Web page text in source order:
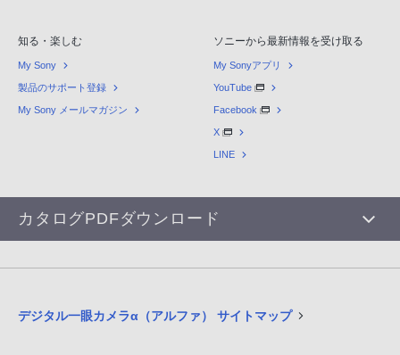
知る・楽しむ
My Sony
製品のサポート登録
My Sony メールマガジン
ソニーから最新情報を受け取る
My Sonyアプリ
YouTube
Facebook
X
LINE
カタログPDFダウンロード
デジタル一眼カメラα（アルファ） サイトマップ